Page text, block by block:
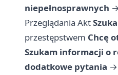
niepełnosprawnych
Przeglądania Akt
przestępstwem Chcę
Szukam informacji o
dodatkowe pytania →